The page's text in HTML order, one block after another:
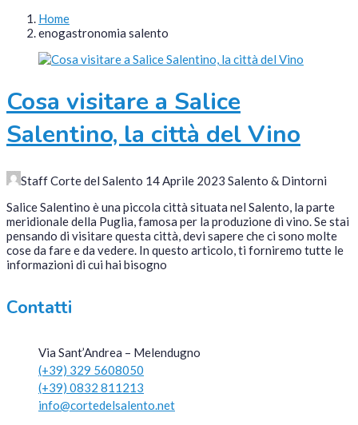
Home
enogastronomia salento
Cosa visitare a Salice
Salentino, la città del Vino
Staff Corte del Salento 14 Aprile 2023 Salento & Dintorni
Salice Salentino è una piccola città situata nel Salento, la parte
meridionale della Puglia, famosa per la produzione di vino. Se stai
pensando di visitare questa città, devi sapere che ci sono molte
cose da fare e da vedere. In questo articolo, ti forniremo tutte le
informazioni di cui hai bisogno
Contatti
Via Sant’Andrea – Melendugno
(+39) 329 5608050
(+39) 0832 811213
info@cortedelsalento.net